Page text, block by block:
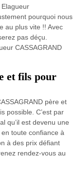
Elagueur
pourquoi nous
au plus vite !! Avec
pas déçu.
CASSAGRAND
et fils pour
père et
possible. C’est par
qu’il est devenu une
toute confiance à
à des prix défiant
rendez-vous au